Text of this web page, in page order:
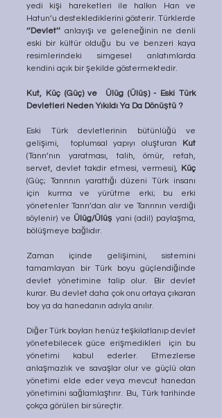
yedi kişi hareketleri ile halkın Han ve
‘’Devlet’’ anlayışı ve geleneğinin ne denli
eski bir kültür olduğu bu ve benzeri kaya
resimlerindeki simgesel anlatımlarda
kendini açık bir şekilde göstermektedir.
Kut, Küç (Güç) ve  Ülüg (Ülüş) - Eski Türk
Devletleri Neden Yıkıldı Ya Da Dönüştü ?
Eski Türk devletlerinin bütünlüğü ve
gelişimi,  toplumsal yapıyı oluşturan Kut
(Tanrı’nın yaratması, talih, ömür, refah,
servet, devlet takdir etmesi, vermesi), Küç
(Güç; Tanrının yarattığı düzeni Türk insanı
için kurma ve yürütme erki; bu erki
yönetenler Tanrı’dan alır ve Tanrının verdiği
söylenir) ve Ülüg/Ülüş yani (adil) paylaşma,
bölüşmeye bağlıdır.
Zaman içinde gelişimini, sistemini
tamamlayan bir Türk boyu güçlendiğinde
devlet yönetimine talip olur. Bir devlet
kurar. Bu devlet daha çok onu ortaya çıkaran
boy ya da hanedanın adıyla anılır.
Diğer Türk boyları henüz teşkilatlanıp devlet
yönetebilecek güce erişmedikleri  için bu
yönetimi kabul ederler. Etmezlerse
anlaşmazlık ve savaşlar olur ve güçlü olan
yönetimi elde eder veya mevcut hanedan
yönetimini sağlamlaştırır. Bu, Türk tarihinde
çokça görülen bir süreçtir.